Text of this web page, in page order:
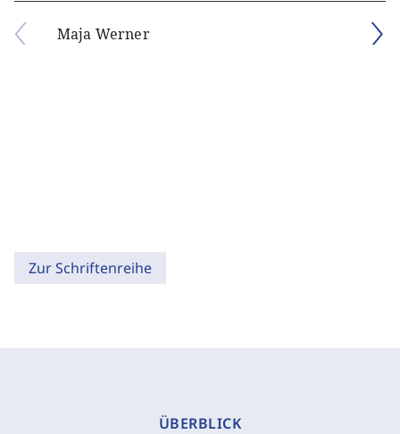
Maja Werner
Zur Schriftenreihe
ÜBERBLICK